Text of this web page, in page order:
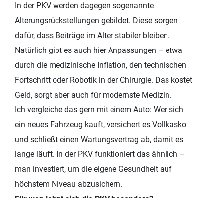
In der PKV werden dagegen sogenannte
Alterungsrückstellungen gebildet. Diese sorgen
dafür, dass Beiträge im Alter stabiler bleiben.
Natürlich gibt es auch hier Anpassungen – etwa
durch die medizinische Inflation, den technischen
Fortschritt oder Robotik in der Chirurgie. Das kostet
Geld, sorgt aber auch für modernste Medizin.
Ich vergleiche das gern mit einem Auto: Wer sich
ein neues Fahrzeug kauft, versichert es Vollkasko
und schließt einen Wartungsvertrag ab, damit es
lange läuft. In der PKV funktioniert das ähnlich –
man investiert, um die eigene Gesundheit auf
höchstem Niveau abzusichern.